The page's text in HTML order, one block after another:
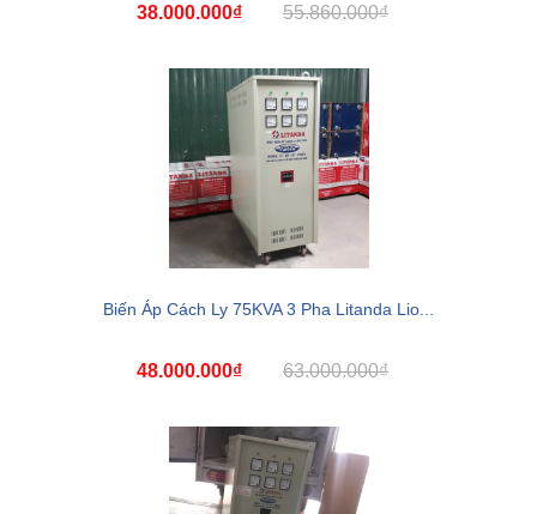
38.000.000₫ 55.860.000₫
Biến Áp Cách Ly 75KVA 3 Pha Litanda Lio...
48.000.000₫ 63.000.000₫